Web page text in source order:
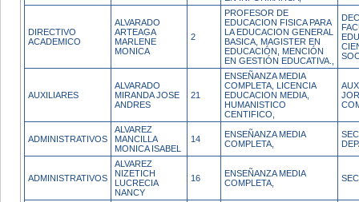
DIRECTIVO
ACADEMICO
ALVARADO
ARTEAGA
MARLENE
MONICA
2
PROFESOR DE
EDUCACION FISICA PARA
LA EDUCACION GENERAL
BASICA, MAGISTER EN
EDUCACIÓN, MENCIÓN
EN GESTIÓN EDUCATIVA.,
AUXILIARES
ALVARADO
MIRANDA JOSE
ANDRES
21
ENSEÑANZA MEDIA
COMPLETA, LICENCIA
EDUCACION MEDIA,
HUMANISTICO
CENTIFICO,
ADMINISTRATIVOS
ALVAREZ
MANCILLA
MONICA ISABEL
14
ENSEÑANZA MEDIA
COMPLETA,
ADMINISTRATIVOS
ALVAREZ
NIZETICH
LUCRECIA
NANCY
16
ENSEÑANZA MEDIA
COMPLETA,